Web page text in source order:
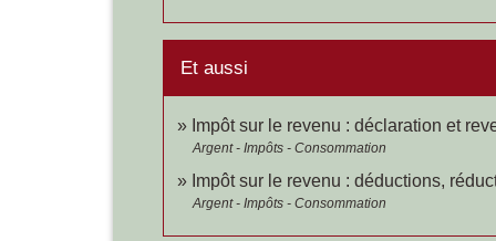
Et aussi
Impôt sur le revenu : déclaration et
Argent - Impôts - Consommation
Impôt sur le revenu : déductions,
Argent - Impôts - Consommation